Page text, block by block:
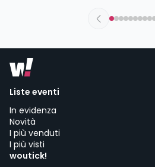
Urban Rock Concept | Vitoria-Gasteiz
Liste eventi
In evidenza
Novità
I più venduti
I più visti
woutick!